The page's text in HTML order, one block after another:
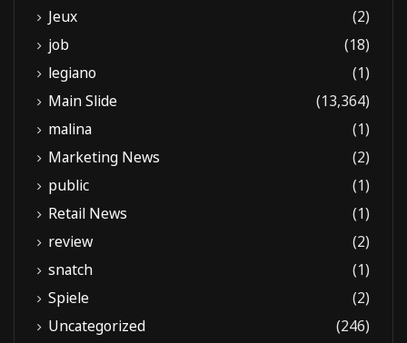
Jeux
(2)
job
(18)
legiano
(1)
Main Slide
(13,364)
malina
(1)
Marketing News
(2)
public
(1)
Retail News
(1)
review
(2)
snatch
(1)
Spiele
(2)
Uncategorized
(246)